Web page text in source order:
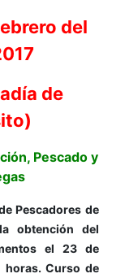
del
de
Pescado y
Pescadores de
obtención del
el 23 de
horas. Curso de